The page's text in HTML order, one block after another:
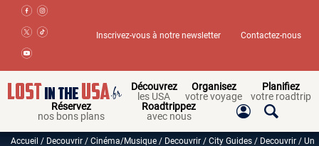
Inscrivez-vous à notre newsletter Contactez-nous
Découvrez
les USA
Organisez
votre voyage
Planifiez
votre roadtrip
Réservez
nos bons plans
Roadtrippez
avec nous
Accueil / Decouvrir / Cinéma/Musique / Decouvrir / City Guides / Decouvrir / Un